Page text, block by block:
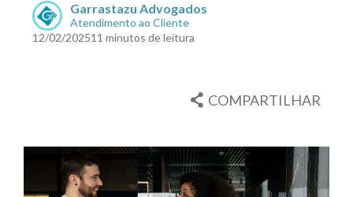
Garrastazu Advogados
Atendimento ao Cliente
12/02/202511 minutos de leitura
COMPARTILHAR